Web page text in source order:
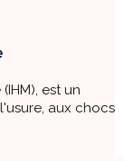
est un
aux chocs